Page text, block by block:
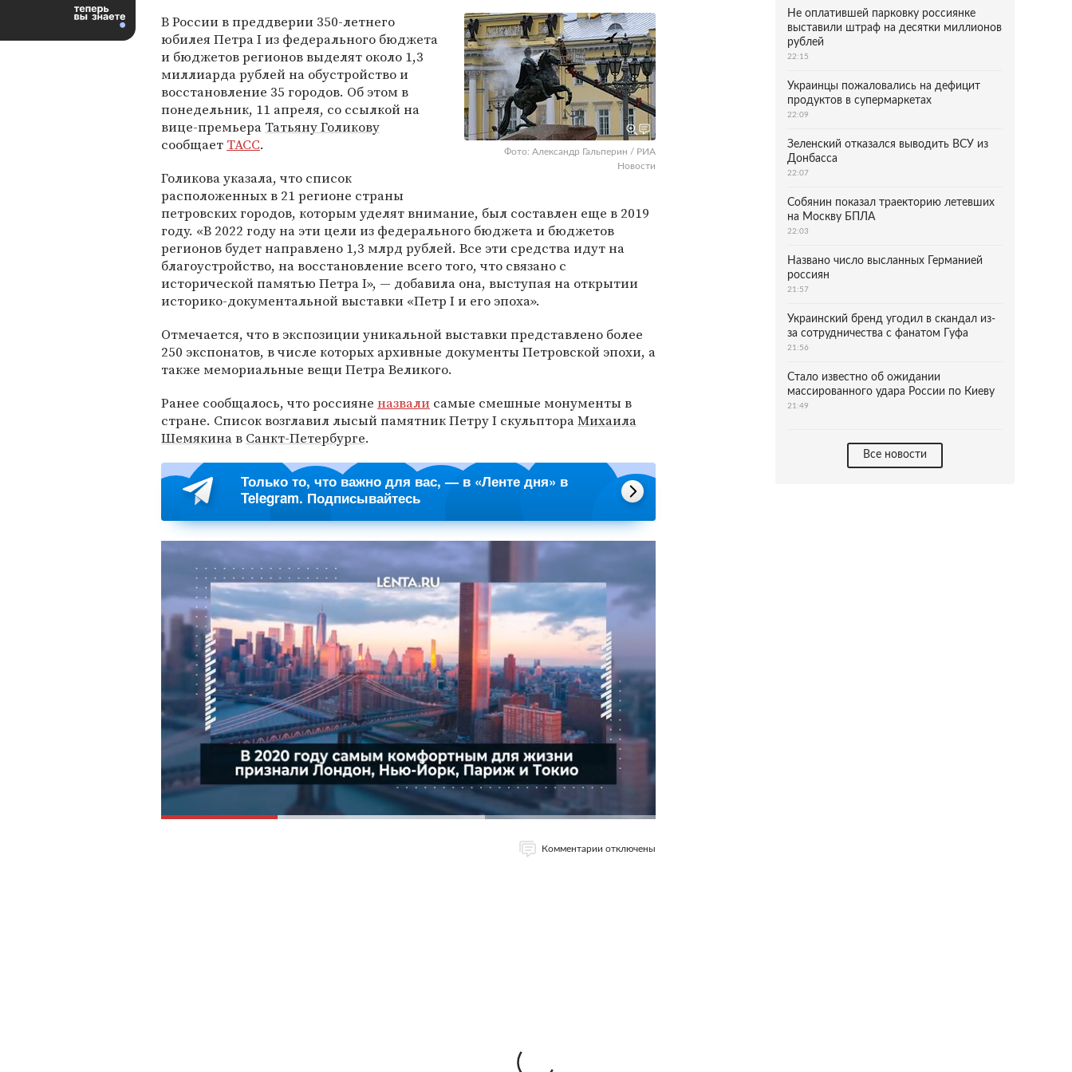
Фото: Александр Гальперин / РИА
Новости
В России в преддверии 350-летнего
юбилея Петра I из федерального бюджета
и бюджетов регионов выделят около 1,3
миллиарда рублей на обустройство и
восстановление 35 городов. Об этом в
понедельник, 11 апреля, со ссылкой на
вице-премьера Татьяну Голикову
сообщает ТАСС.
Голикова указала, что список
расположенных в 21 регионе страны
петровских городов, которым уделят внимание, был составлен еще в 2019
году. «В 2022 году на эти цели из федерального бюджета и бюджетов
регионов будет направлено 1,3 млрд рублей. Все эти средства идут на
благоустройство, на восстановление всего того, что связано с
исторической памятью Петра I», — добавила она, выступая на открытии
историко-документальной выставки «Петр I и его эпоха».
Отмечается, что в экспозиции уникальной выставки представлено более
250 экспонатов, в числе которых архивные документы Петровской эпохи, а
также мемориальные вещи Петра Великого.
Ранее сообщалось, что россияне назвали самые смешные монументы в
стране. Список возглавил лысый памятник Петру I скульптораМихаила
Шемякинав Санкт-Петербурге.
Только то, что важно для вас, — в «Ленте дня» в
Telegram. Подписывайтесь
Комментарии отключены
Не оплатившей парковку россиянке
выставили штраф на десятки миллионов
рублей
22:15
Украинцы пожаловались на дефицит
продуктов в супермаркетах
22:09
Зеленский отказался выводить ВСУ из
Донбасса
22:07
Собянин показал траекторию летевших
на Москву БПЛА
22:03
Названо число высланных Германией
россиян
21:57
Украинский бренд угодил в скандал из-
за сотрудничества с фанатом Гуфа
21:56
Стало известно об ожидании
массированного удара России по Киеву
21:49
Все новости